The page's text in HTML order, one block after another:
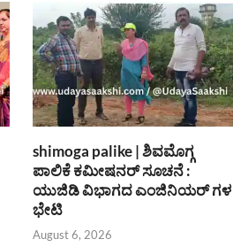
shimoga palike | ಶಿವಮೊಗ್ಗ
ಪಾಲಿಕೆ ಕಮೀಷನರ್ ಸೂಚನೆ :
ಯುಜಿಡಿ ವಿಭಾಗದ ಎಂಜಿನಿಯರ್ ಗಳ
ಭೇಟಿ
August 6, 2026